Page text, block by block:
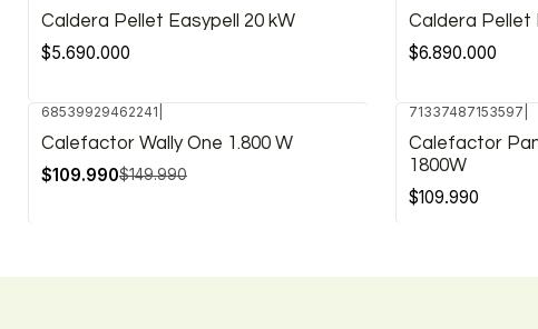
Caldera Pellet Easypell 20 kW
$5.690.000
Caldera Pellet
$6.890.000
-27%
OFF
68539929462241
Calefactor Wally One 1.800 W
$109.990$149.990
71337487153597
Calefactor
1800W
$109.990